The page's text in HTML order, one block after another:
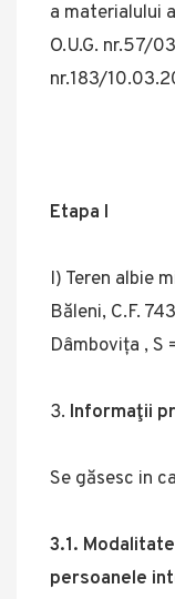
a materialului
O.U.G. nr.57/
nr.183/
Etapa I
I) Teren albie
Băleni, C.F.
Dâmbovița , S
Informaţii
Se găsesc in
3.1.
persoanele